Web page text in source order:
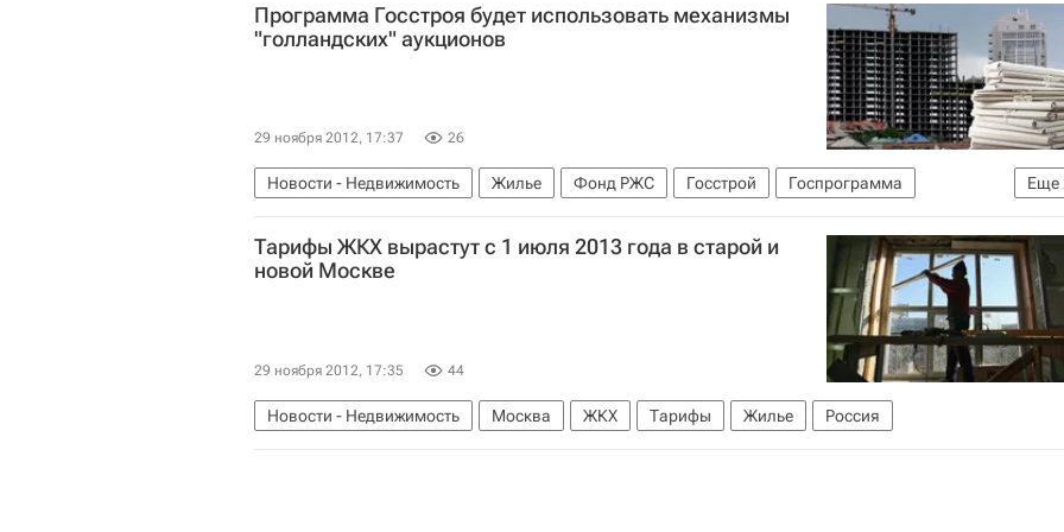
Программа Госстроя будет использовать механизмы
"голландских" аукционов
29 ноября 2012, 17:37 26
Еще
Новости - Недвижимость Жилье Фонд РЖС Госстрой
Госпрограмма
Голландские аукционы
Россия
Тарифы ЖКХ вырастут с 1 июля 2013 года в старой и
новой Москве
29 ноября 2012, 17:35 44
Новости - Недвижимость Москва ЖКХ Тарифы Жилье Россия